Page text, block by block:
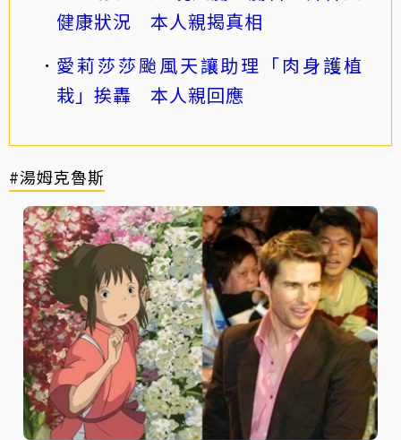
健康狀況 本人親揭真相
愛莉莎莎颱風天讓助理「肉身護植
栽」挨轟 本人親回應
#湯姆克魯斯